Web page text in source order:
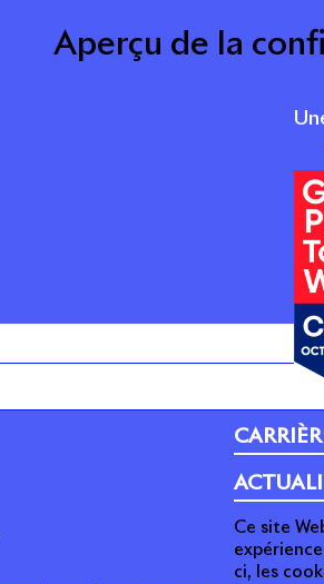
Aperçu de la
Ce site
ci, les